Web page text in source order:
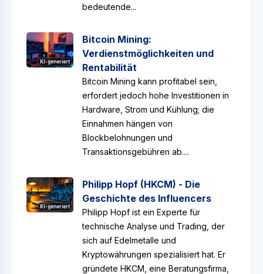
bedeutende...
KI-generiert
Bitcoin Mining:
Verdienstmöglichkeiten und
Rentabilität
Bitcoin Mining kann profitabel sein,
erfordert jedoch hohe Investitionen in
Hardware, Strom und Kühlung; die
Einnahmen hängen von
Blockbelohnungen und
Transaktionsgebühren ab....
KI-generiert
Philipp Hopf (HKCM) - Die
Geschichte des Influencers
Philipp Hopf ist ein Experte für
technische Analyse und Trading, der
sich auf Edelmetalle und
Kryptowährungen spezialisiert hat. Er
gründete HKCM, eine Beratungsfirma,